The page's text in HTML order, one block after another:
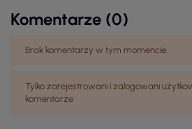
Komentarze (0)
Brak komentarzy w tym momencie.
Tylko zarejestrowani i zalogowani
komentarze